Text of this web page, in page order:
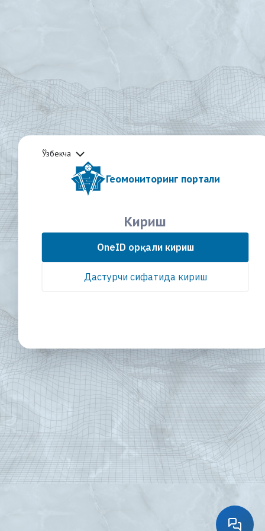
Ўзбекча
Геомониторинг портали
Кириш
OneID орқали кириш
Дастурчи сифатида кириш